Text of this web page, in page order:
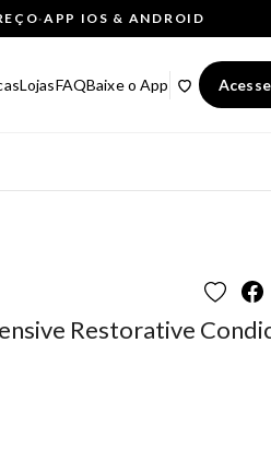
·APP IOS & ANDROID
LojasFAQBaixe o App
Restorative